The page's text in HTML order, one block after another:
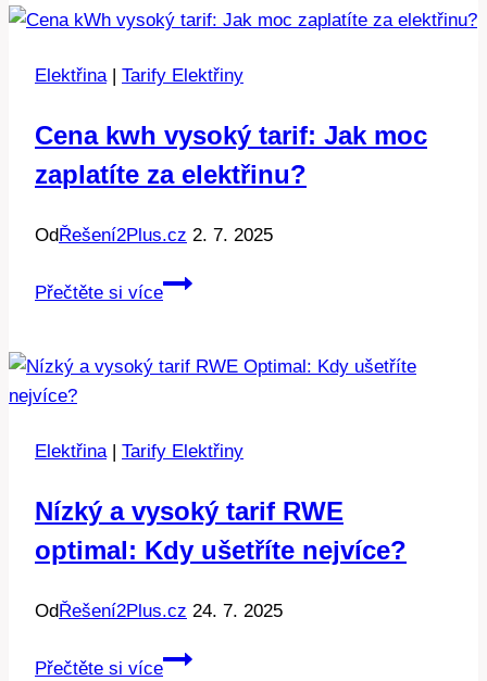
Kdy
vyplatí
Elektřina| Tarify Elektřiny
Cena kwh vysoký tarif: Jak moc
zaplatíte za elektřinu?
Od Řešení2Plus.cz 2. 7. 2025
Přečtěte si více
Cena
tarif:
zaplatíte
elektřinu?
Elektřina| Tarify Elektřiny
Nízký a vysoký tarif RWE
optimal: Kdy ušetříte nejvíce?
Od Řešení2Plus.cz 24. 7. 2025
Přečtěte si více
Nízký